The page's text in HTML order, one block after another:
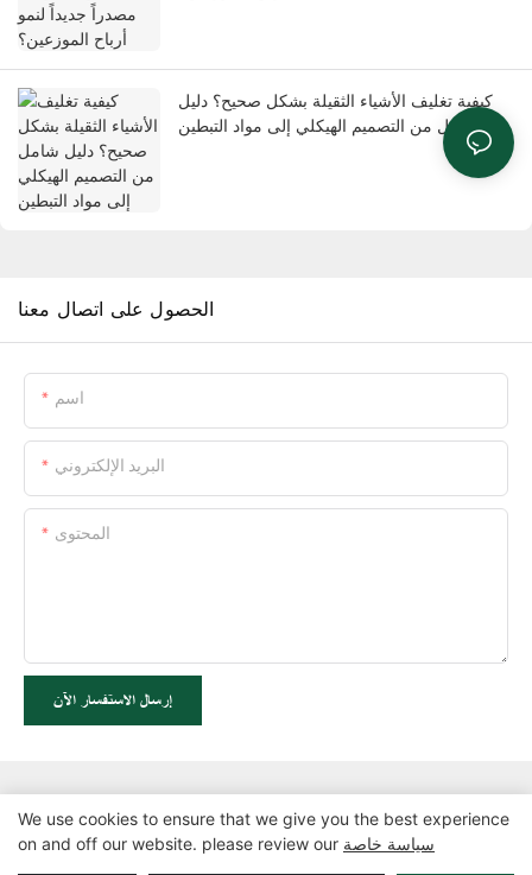
كيفية تغليف الأشياء الثقيلة بشكل صحيح؟ دليل
شامل من التصميم الهيكلي إلى مواد التبطين
الحصول على اتصال معنا
اسم
البريد الإلكتروني
المحتوى
إرسال الاستفسار الآن
حقوق الطبع والنشر © 2025 شركة Zhangzhou Air Power Packaging
We use cookies to ensure that we give you the best experience
on and off our website. please review our سياسة خاصة